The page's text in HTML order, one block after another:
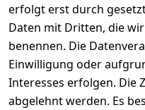
erfolgt erst durch
Daten mit Dritten, die
benennen. Die
Einwilligung oder
Interesses erfolgen. Die
abgelehnt werden. Es
Datenschutz
Unser Unternehmen
Charity & Wohltätigkeit